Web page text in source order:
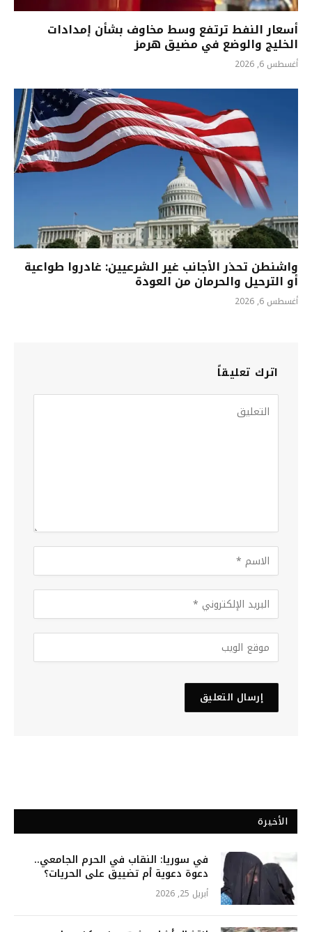
أسعار النفط ترتفع وسط مخاوف بشأن إمدادات
الخليج والوضع في مضيق هرمز
أغسطس 6, 2026
واشنطن تحذر الأجانب غير الشرعيين: غادروا طواعية
أو الترحيل والحرمان من العودة
أغسطس 6, 2026
اترك تعليقاً
الأخيرة
في سوريا: النقاب في الحرم الجامعي..
دعوة دعوية أم تضييق على الحريات؟
أبريل 25, 2026